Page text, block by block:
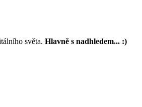
světa. Hlavně s nadhledem... :)